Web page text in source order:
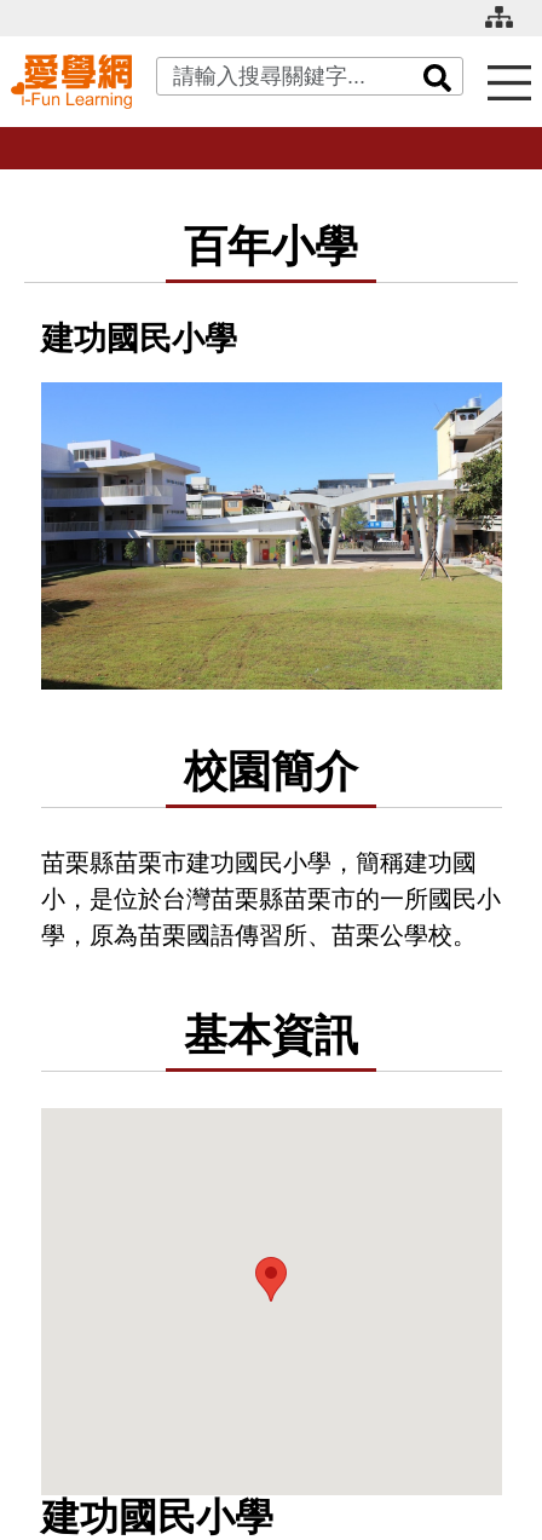
關鍵字搜尋
百年小學
建功國民小學
校園簡介
苗栗縣苗栗市建功國民小學，簡稱建功國
小，是位於台灣苗栗縣苗栗市的一所國民小
學，原為苗栗國語傳習所、苗栗公學校。
基本資訊
建功國民小學